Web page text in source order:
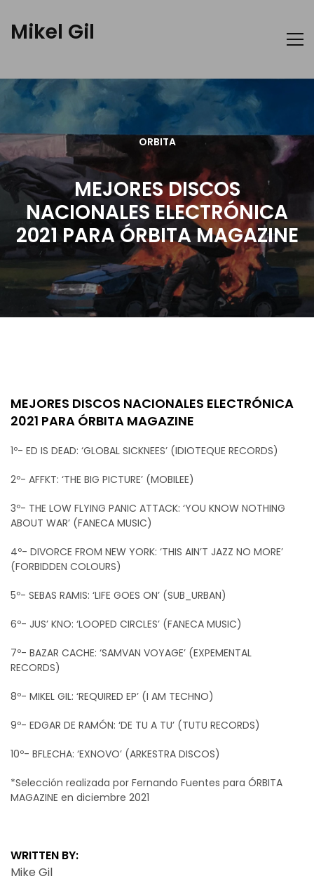
Mikel Gil
ORBITA
MEJORES DISCOS
NACIONALES ELECTRÓNICA
2021 PARA ÓRBITA MAGAZINE
MEJORES DISCOS NACIONALES ELECTRÓNICA
2021 PARA ÓRBITA MAGAZINE
1º- ED IS DEAD: ‘GLOBAL SICKNEES’ (IDIOTEQUE RECORDS)
2º- AFFKT: ‘THE BIG PICTURE’ (MOBILEE)
3º- THE LOW FLYING PANIC ATTACK: ‘YOU KNOW NOTHING
ABOUT WAR’ (FANECA MUSIC)
4º- DIVORCE FROM NEW YORK: ‘THIS AIN’T JAZZ NO MORE’
(FORBIDDEN COLOURS)
5º- SEBAS RAMIS: ‘LIFE GOES ON’ (SUB_URBAN)
6º- JUS’ KNO: ‘LOOPED CIRCLES’ (FANECA MUSIC)
7º- BAZAR CACHE: ‘SAMVAN VOYAGE’ (EXPEMENTAL
RECORDS)
8º- MIKEL GIL: ‘REQUIRED EP’ (I AM TECHNO)
9º- EDGAR DE RAMÓN: ‘DE TU A TU’ (TUTU RECORDS)
10º- BFLECHA: ‘EXNOVO’ (ARKESTRA DISCOS)
*Selección realizada por Fernando Fuentes para ÓRBITA
MAGAZINE en diciembre 2021
WRITTEN BY:
Mike Gil